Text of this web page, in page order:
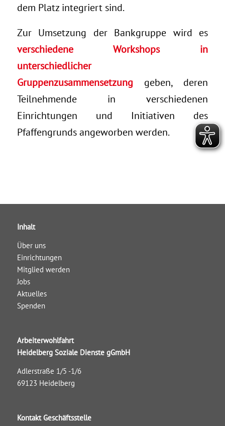
dem Platz integriert sind.
Zur Umsetzung der Bankgruppe wird es
verschiedene Workshops in
unterschiedlicher
Gruppenzusammensetzung geben, deren
Teilnehmende in verschiedenen
Einrichtungen und Initiativen des
Pfaffengrunds angeworben werden.
Inhalt
Über uns
Einrichtungen
Mitglied werden
Jobs
Aktuelles
Spenden
Arbeiterwohlfahrt
Heidelberg Soziale Dienste gGmbH
Adlerstraße 1/5 -1/6
69123 Heidelberg
Kontakt Geschäftsstelle